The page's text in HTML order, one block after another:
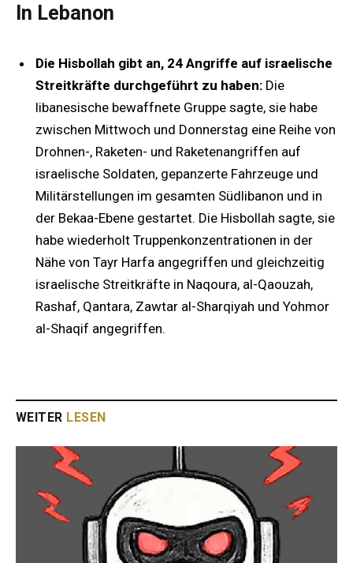
In Lebanon
Die Hisbollah gibt an, 24 Angriffe auf israelische
Streitkräfte durchgeführt zu haben: Die
libanesische bewaffnete Gruppe sagte, sie habe
zwischen Mittwoch und Donnerstag eine Reihe von
Drohnen-, Raketen- und Raketenangriffen auf
israelische Soldaten, gepanzerte Fahrzeuge und
Militärstellungen im gesamten Südlibanon und in
der Bekaa-Ebene gestartet. Die Hisbollah sagte, sie
habe wiederholt Truppenkonzentrationen in der
Nähe von Tayr Harfa angegriffen und gleichzeitig
israelische Streitkräfte in Naqoura, al-Qaouzah,
Rashaf, Qantara, Zawtar al-Sharqiyah und Yohmor
al-Shaqif angegriffen.
WEITER LESEN